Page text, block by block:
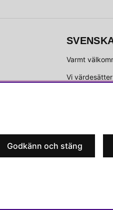
Varmt
Vi
Våra butiker
Godkänn och stäng